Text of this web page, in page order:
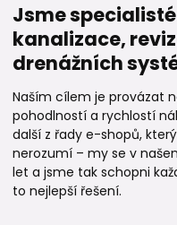
Jsme
kanalizace,
drenážních
Naším cílem je provázat
pohodlností a rychlostí
další z řady e-shopů,
nerozumí – my se v
let a jsme tak schopni
to nejlepší řešení.